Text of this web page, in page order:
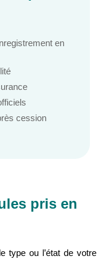
en
cession
pris en
type ou l’état de votre